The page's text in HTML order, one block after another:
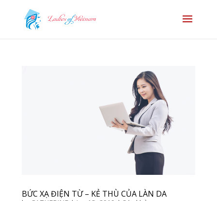
BỨC XẠ ĐIỆN TỪ – KẺ THÙ CỦA LÀN DA